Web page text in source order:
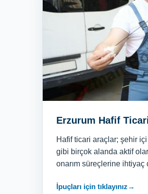
Erzurum Hafif
Hafif ticari araçlar; şehir içi
gibi birçok alanda aktif
onarım süreçlerine
İpuçları için tıklayınız →